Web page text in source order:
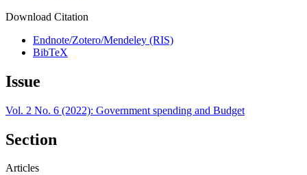
Download Citation
Endnote/Zotero/Mendeley (RIS)
BibTeX
Issue
Vol. 2 No. 6 (2022): Government spending and Budget
Section
Articles